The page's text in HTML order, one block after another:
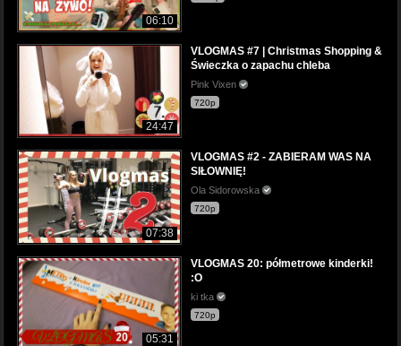
06:10
24:47
VLOGMAS #7 | Christmas Shopping &
Świeczka o zapachu chleba
Pink Vixen
720p
07:38
VLOGMAS #2 - ZABIERAM WAS NA
SIŁOWNIĘ!
Ola Sidorowska
720p
05:31
VLOGMAS 20: półmetrowe kinderki!
:O
ki tka
720p